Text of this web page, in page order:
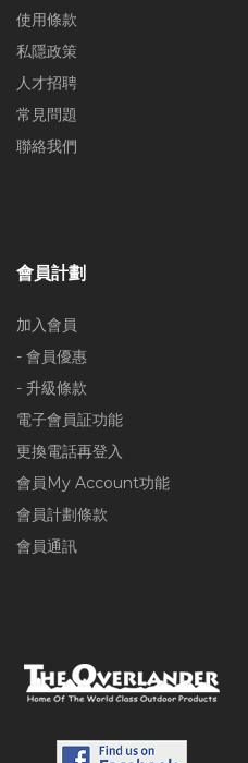
使用條款
私隱政策
人才招聘
常見問題
聯絡我們
會員計劃
加入會員
- 會員優惠
- 升級條款
電子會員証功能
更換電話再登入
會員My Account功能
會員計劃條款
會員通訊